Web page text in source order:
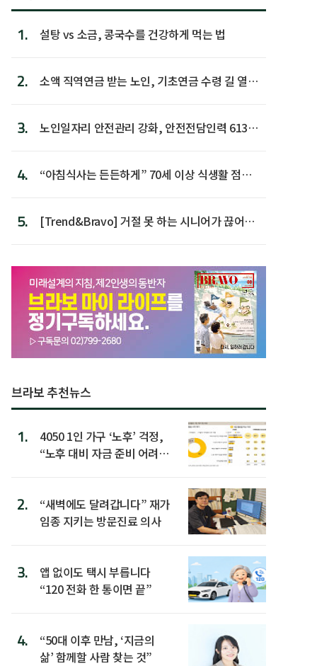
1. 설탕 vs 소금, 콩국수를 건강하게 먹는 법
2.
소액 직역연금 받는 노인, 기초연금 수령 길 열린
3.
노인일자리 안전관리 강화, 안전전담인력 613명
4.
“아침식사는 든든하게” 70세 이상 식생활 점수
5.
[Trend&Bravo] 거절 못 하는 시니어가 끊어야
브라보 추천뉴스
1.
4050 1인 가구 ‘노후’ 걱정,
“노후 대비 자금 준비 어려
2.
“새벽에도 달려갑니다” 재가
임종 지키는 방문진료 의사
3.
앱 없이도 택시 부릅니다
“120 전화 한 통이면 끝”
4.
“50대 이후 만남, ‘지금의
삶’ 함께할 사람 찾는 것”